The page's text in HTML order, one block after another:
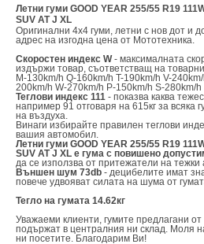
Летни гуми GOOD YEAR 255/55 R19
SUV AT J XL
Оригинални 4х4 гуми, летни с нов дот и
адрес на изгодна цена от Мототехника.
Скоростен индекс W- максималната
издържи товар, съответстващ на
M-130km/h Q-160km/h T-190km/h V-
200km/h W-270km/h P-150km/h S-280km/
Теглови индекс 111 - показва каква
например 91 отговаря на 615кг за всяка
на въздуха.
Винаги избирайте правилен теглови
вашия автомобил.
Летни гуми GOOD YEAR 255/55 R19
SUV AT J XL е гума с повишено
да се използва от притежатели на тежки
Външен шум 73db - децибелите имат
повече удвояват силата на шума от
Тегло на гумата 14.62кг
Уважаеми клиенти, гумите предлагани
подържат в централния ни склад. Моля
ни посетите. Благодарим Ви!